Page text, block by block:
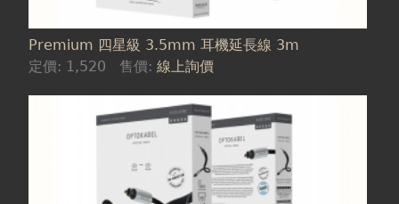
Premium 四星級 3.5mm 耳機延長線 3m
定價: 1,520 售價:線上詢價